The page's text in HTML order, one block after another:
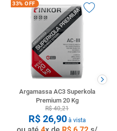
33% OFF
Argamassa AC3 Superkola
Premium 20 Kg
R$ 40,21
R$ 26,90à vista